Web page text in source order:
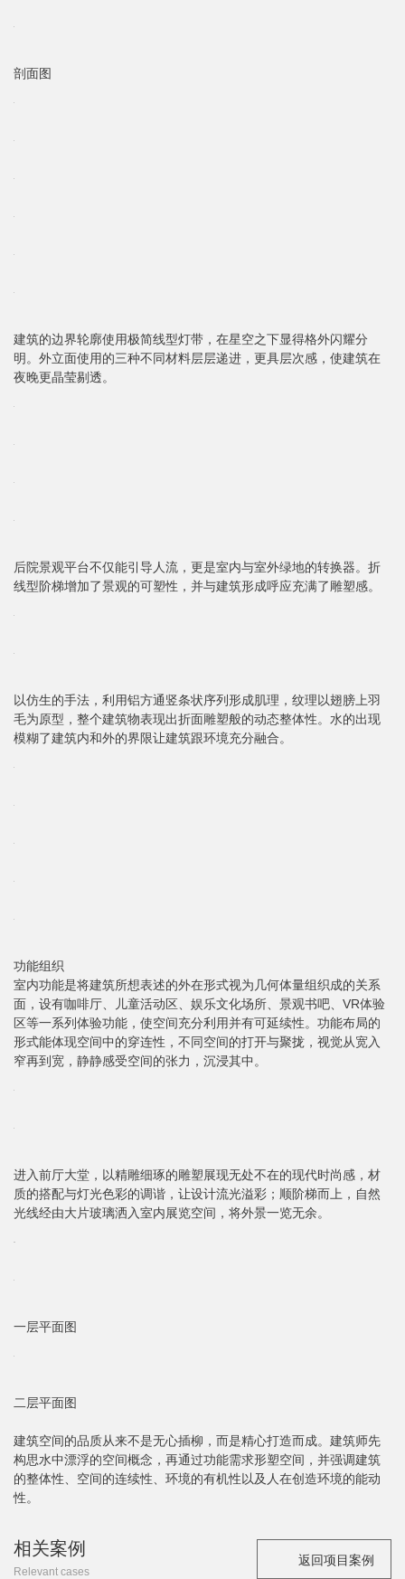
剖面图
建筑的边界轮廓使用极简线型灯带，在星空之下显得格外闪耀分
明。外立面使用的三种不同材料层层递进，更具层次感，使建筑在
夜晚更晶莹剔透。
后院景观平台不仅能引导人流，更是室内与室外绿地的转换器。折
线型阶梯增加了景观的可塑性，并与建筑形成呼应充满了雕塑感。
以仿生的手法，利用铝方通竖条状序列形成肌理，纹理以翅膀上羽
毛为原型，整个建筑物表现出折面雕塑般的动态整体性。水的出现
模糊了建筑内和外的界限让建筑跟环境充分融合。
功能组织
室内功能是将建筑所想表述的外在形式视为几何体量组织成的关系
面，设有咖啡厅、儿童活动区、娱乐文化场所、景观书吧、VR体验
区等一系列体验功能，使空间充分利用并有可延续性。功能布局的
形式能体现空间中的穿连性，不同空间的打开与聚拢，视觉从宽入
窄再到宽，静静感受空间的张力，沉浸其中。
进入前厅大堂，以精雕细琢的雕塑展现无处不在的现代时尚感，材
质的搭配与灯光色彩的调谐，让设计流光溢彩；顺阶梯而上，自然
光线经由大片玻璃洒入室内展览空间，将外景一览无余。
一层平面图
二层平面图
建筑空间的品质从来不是无心插柳，而是精心打造而成。建筑师先
构思水中漂浮的空间概念，再通过功能需求形塑空间，并强调建筑
的整体性、空间的连续性、环境的有机性以及人在创造环境的能动
性。
相关案例
Relevant cases
返回项目案例